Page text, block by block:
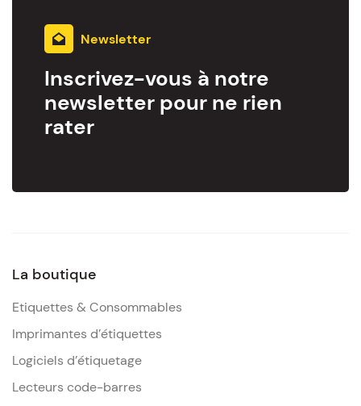
Newsletter
Inscrivez-vous à notre
newsletter pour ne rien
rater
La boutique
Etiquettes & Consommables
Imprimantes d’étiquettes
Logiciels d’étiquetage
Lecteurs code-barres